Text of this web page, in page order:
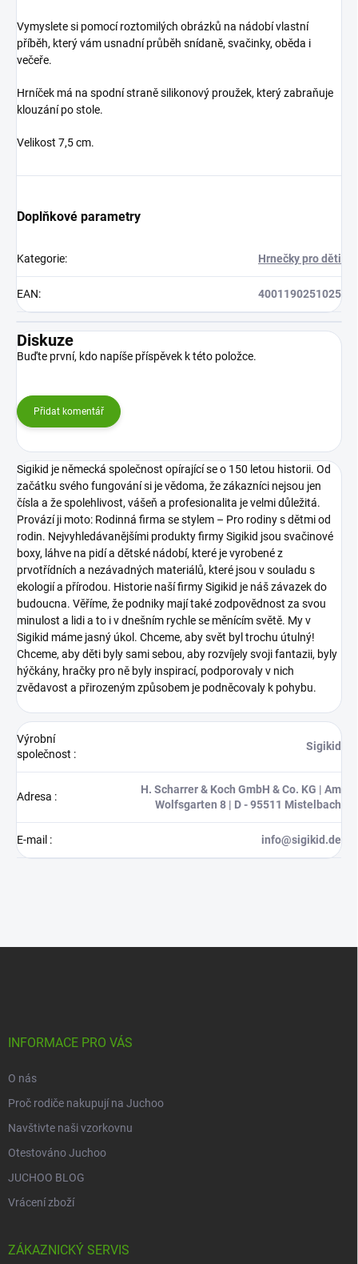
Vymyslete si pomocí roztomilých obrázků na nádobí vlastní
příběh, který vám usnadní průběh snídaně, svačinky, oběda i
večeře.
Hrníček má na spodní straně silikonový proužek, který zabraňuje
klouzání po stole.
Velikost 7,5 cm.
Doplňkové parametry
Kategorie: Hrnečky pro děti
EAN: 4001190251025
Diskuze
Buďte první, kdo napíše příspěvek k této položce.
Přidat komentář
Sigikid je německá společnost opírající se o 150 letou historii. Od
začátku svého fungování si je vědoma, že zákazníci nejsou jen
čísla a že spolehlivost, vášeň a profesionalita je velmi důležitá.
Provází ji moto: Rodinná firma se stylem – Pro rodiny s dětmi od
rodin. Nejvyhledávanějšími produkty firmy Sigikid jsou svačinové
boxy, láhve na pidí a dětské nádobí, které je vyrobené z
prvotřídních a nezávadných materiálů, které jsou v souladu s
ekologií a přírodou. Historie naší firmy Sigikid je náš závazek do
budoucna. Věříme, že podniky mají také zodpovědnost za svou
minulost a lidi a to i v dnešním rychle se měnícím světě. My v
Sigikid máme jasný úkol. Chceme, aby svět byl trochu útulný!
Chceme, aby děti byly sami sebou, aby rozvíjely svoji fantazii, byly
hýčkány, hračky pro ně byly inspirací, podporovaly v nich
zvědavost a přirozeným způsobem je podněcovaly k pohybu.
Výrobní
společnost :
Sigikid
Adresa :
H. Scharrer & Koch GmbH & Co. KG | Am
Wolfsgarten 8 | D - 95511 Mistelbach
E-mail : info@sigikid.de
INFORMACE PRO VÁS
O nás
Proč rodiče nakupují na Juchoo
Navštivte naši vzorkovnu
Otestováno Juchoo
JUCHOO BLOG
Vrácení zboží
ZÁKAZNICKÝ SERVIS